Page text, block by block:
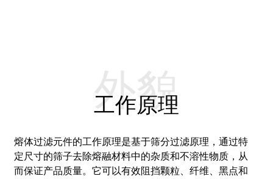
工作原理
外貌
熔体过滤元件的工作原理是基于筛分过滤原理，通过特
定尺寸的筛子去除熔融材料中的杂质和不溶性物质，从
而保证产品质量。 它可以有效阻挡颗粒、纤维、黑点和